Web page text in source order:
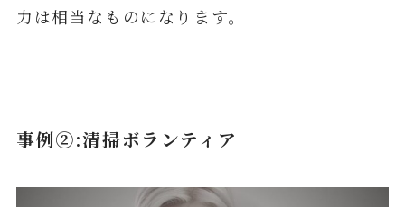
力は相当なものになります。
事例②:清掃ボランティア